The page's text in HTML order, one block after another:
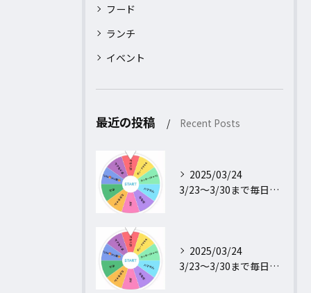
フード
ランチ
イベント
最近の投稿 Recent Posts
2025/03/24
3/23〜3/30まで毎日行われるフォロー＆リポストキャンペ...
2025/03/24
3/23〜3/30まで毎日行われるフォロー＆リポストキャンペ...